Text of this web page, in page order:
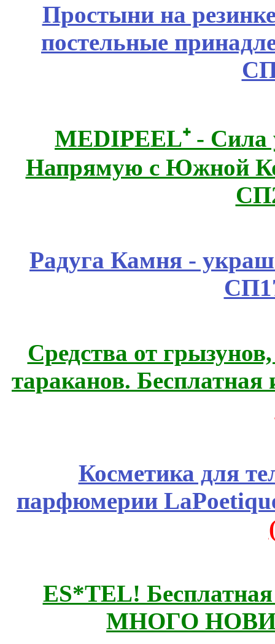
Простыни на
постельные
MEDIPEEL⁺ - Сила
Напрямую с Южной
Радуга Камня -
Средства от
тараканов.
Косметика для
парфюмерии
ES*TEL!
МНОГО